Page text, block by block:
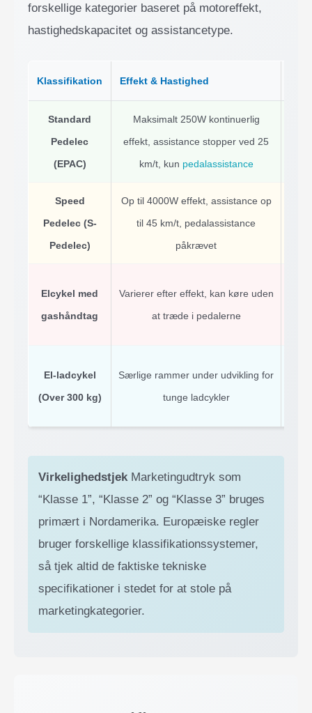
forskellige kategorier baseret på motoreffekt,
hastighedskapacitet og assistancetype.
Klassifikation Effekt & Hastighed
Standard
Pedelec
(EPAC)
Maksimalt 250W kontinuerlig
effekt, assistance stopper ved 25
km/t, kun pedalassistance
Speed
Pedelec (S-
Pedelec)
Op til 4000W effekt, assistance op
til 45 km/t, pedalassistance
påkrævet
Elcykel med
gashåndtag
Varierer efter effekt, kan køre uden
at træde i pedalerne
El-ladcykel
(Over 300 kg)
Særlige rammer under udvikling for
tunge ladcykler
VirkelighedstjekMarketingudtryk som
“Klasse 1”, “Klasse 2” og “Klasse 3” bruges
primært i Nordamerika. Europæiske regler
bruger forskellige klassifikationssystemer,
så tjek altid de faktiske tekniske
specifikationer i stedet for at stole på
marketingkategorier.